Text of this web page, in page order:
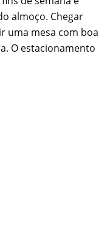
almoço. Chegar
uma mesa com boa
O estacionamento